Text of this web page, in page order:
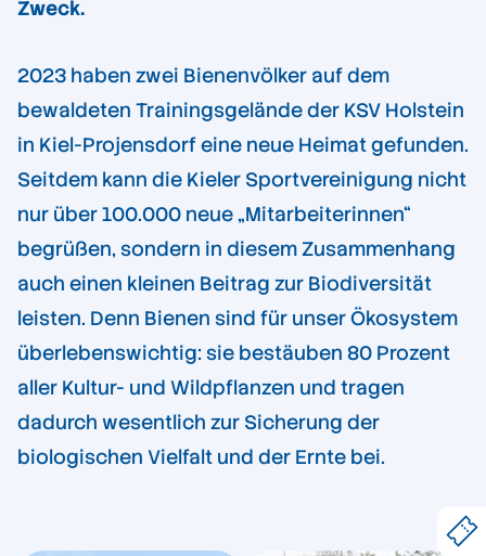
Zweck.
2023 haben zwei Bienenvölker auf dem
bewaldeten Trainingsgelände der KSV Holstein
in Kiel-Projensdorf eine neue Heimat gefunden.
Seitdem kann die Kieler Sportvereinigung nicht
nur über 100.000 neue „Mitarbeiterinnen“
begrüßen, sondern in diesem Zusammenhang
auch einen kleinen Beitrag zur Biodiversität
leisten. Denn Bienen sind für unser Ökosystem
überlebenswichtig: sie bestäuben 80 Prozent
aller Kultur- und Wildpflanzen und tragen
dadurch wesentlich zur Sicherung der
biologischen Vielfalt und der Ernte bei.